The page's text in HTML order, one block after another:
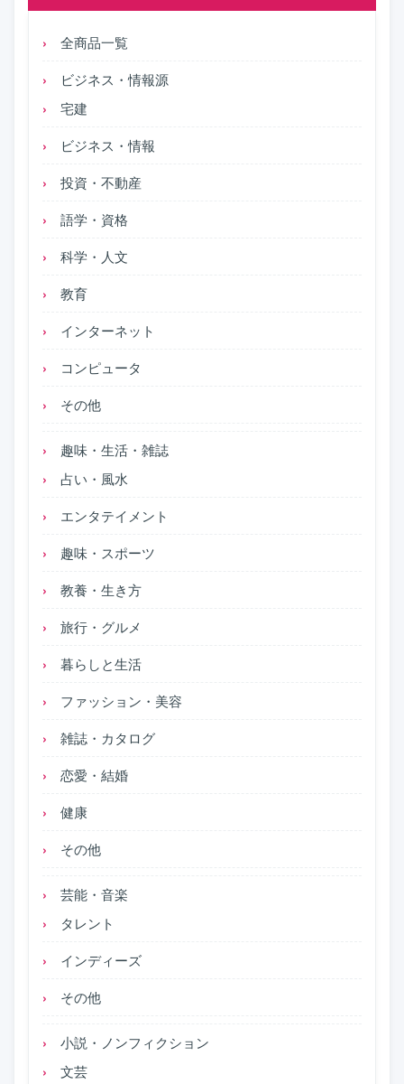
全商品一覧
ビジネス・情報源
宅建
ビジネス・情報
投資・不動産
語学・資格
科学・人文
教育
インターネット
コンピュータ
その他
趣味・生活・雑誌
占い・風水
エンタテイメント
趣味・スポーツ
教養・生き方
旅行・グルメ
暮らしと生活
ファッション・美容
雑誌・カタログ
恋愛・結婚
健康
その他
芸能・音楽
タレント
インディーズ
その他
小説・ノンフィクション
文芸